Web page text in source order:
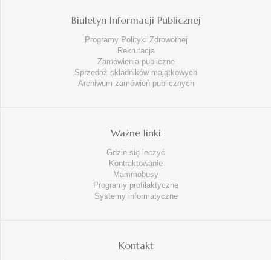
Biuletyn Informacji Publicznej
Programy Polityki Zdrowotnej
Rekrutacja
Zamówienia publiczne
Sprzedaż składników majątkowych
Archiwum zamówień publicznych
Ważne linki
Gdzie się leczyć
Kontraktowanie
Mammobusy
Programy profilaktyczne
Systemy informatyczne
Kontakt